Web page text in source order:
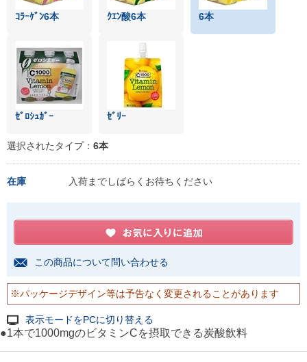
ｺﾗｰｹﾞﾝ6本 ｸｴﾝ酸6本 6本
ｾﾞﾛｼｭｶﾞｰ ｾﾞﾘｰ
選択されたタイプ： 6本
在庫 入荷までしばらくお待ちください
この商品について問い合わせる
※パッケージデザイン等は予告なく変更されることがあります
表示モードをPCに切り替える
●1本で1000mgのビタミンCを摂取できる炭酸飲料